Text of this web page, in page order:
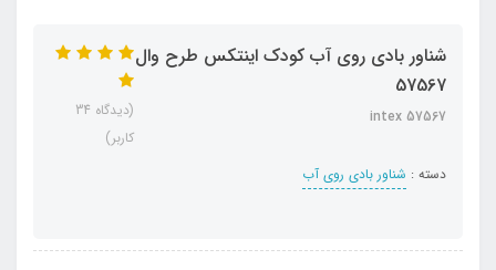
شناور بادی روی آب کودک اینتکس طرح وال
57567
intex 57567
دسته : شناور بادی روی آب
(دیدگاه 34
کاربر)